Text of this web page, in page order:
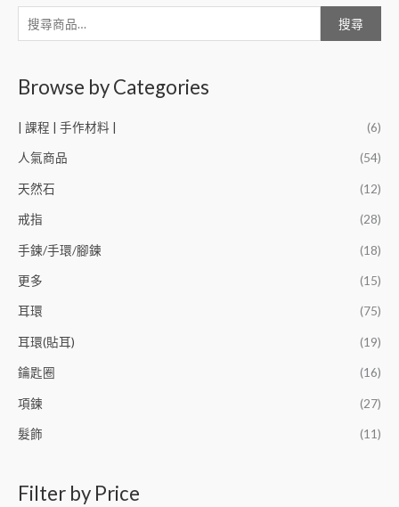
搜尋
Browse by Categories
| 課程 | 手作材料 | (6)
人氣商品 (54)
天然石 (12)
戒指 (28)
手鍊/手環/腳鍊 (18)
更多 (15)
耳環 (75)
耳環(貼耳) (19)
鑰匙圈 (16)
項鍊 (27)
髮飾 (11)
Filter by Price